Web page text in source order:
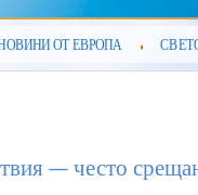
ОТ ЕВРОПА
— често